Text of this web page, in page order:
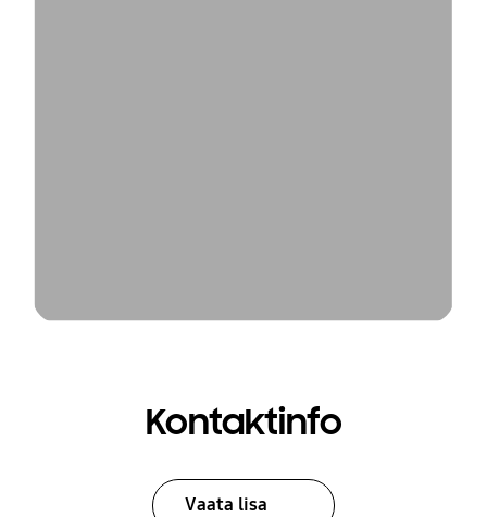
Kontaktinfo
Vaata lisa